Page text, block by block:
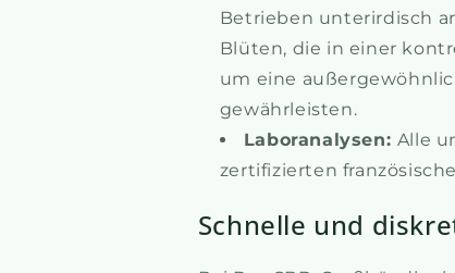
Betrieben unterirdisch
Blüten, die in einer
um eine
gewährleisten.
Laboranalysen: Alle
zertifizierten
Schnelle und